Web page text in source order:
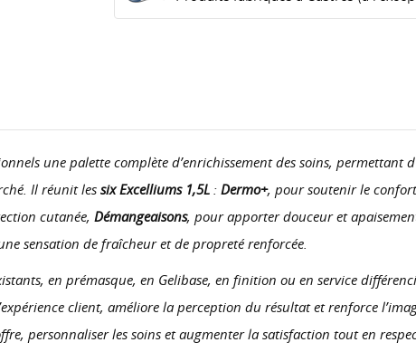
une palette complète d’enrichissement des soins, permettant
Il réunit les six Excelliums 1,5L : Dermo+, pour soutenir le
cutanée, Démangeaisons, pour apporter douceur et
sensation de fraîcheur et de propreté renforcée.
en prémasque, en Gelibase, en finition ou en service
client, améliore la perception du résultat et renforce
personnaliser les soins et augmenter la satisfaction tout en
LISTES D'ENVIE
add_circle_outline Créer une nouvelle liste
UNE LISTE D'ENVIES
DE LA LISTE D'ENVIES
devez être connecté pour ajouter des produits à votre liste
Annuler Connexion